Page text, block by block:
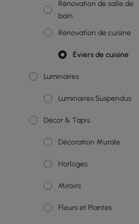
Rénovation de salle de
bain
Meubles lavabo
Systèmes de douche
WC
Robinets de lavabo
Meubles miroir de
Rénovation de cuisine
Éviers de cuisine
Luminaires
Luminaires Suspendus
Lustres
Semi-Plafonniers
Plafonniers
Luminaires d'îlot
Décor & Tapis
Décoration Murale
Mur d'accent
Miroirs Muraux
Horloges
Horloges Murales
Miroirs
Miroirs Muraux
Fleurs et Plantes